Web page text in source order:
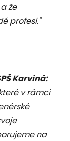
že
profesi."
Karviná:
v rámci
na